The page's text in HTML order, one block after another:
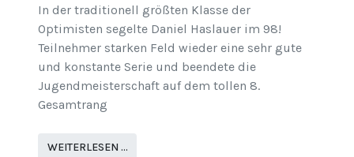
In der traditionell größten Klasse der
Optimisten segelte Daniel Haslauer im 98!
Teilnehmer starken Feld wieder eine sehr gute
und konstante Serie und beendete die
Jugendmeisterschaft auf dem tollen 8.
Gesamtrang
WEITERLESEN …